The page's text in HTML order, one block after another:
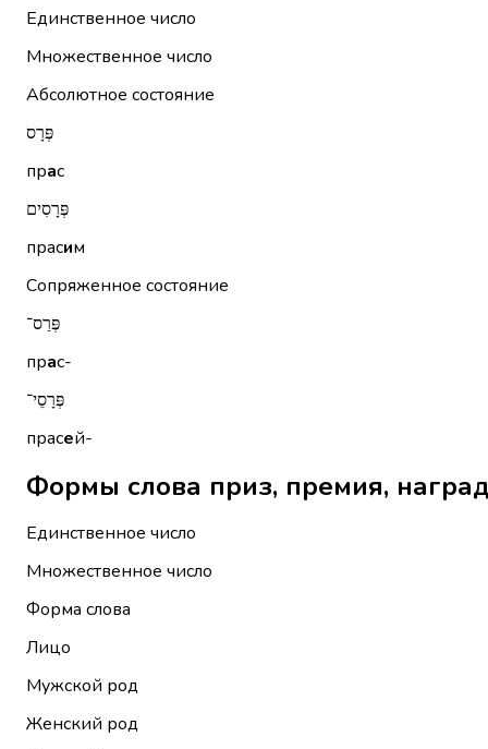
Единственное число
Множественное число
Абсолютное состояние
פְּרָס
прас
פְּרָסִים
прасим
Сопряженное состояние
פְּרַס־
прас-
פְּרָסֵי־
прасей-
Единственное число
Множественное число
Форма слова
Лицо
Мужской род
Женский род